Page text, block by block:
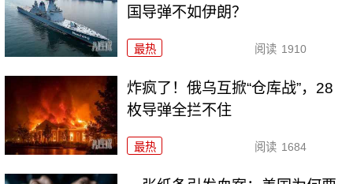
国导弹不如伊朗？
最热 阅读 1910
炸疯了！俄乌互掀“仓库战”，28
枚导弹全拦不住
最热 阅读 1684